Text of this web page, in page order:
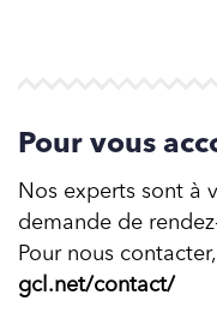
Pour vous
Nos experts sont à
demande de
Pour nous
gcl.net/contact/